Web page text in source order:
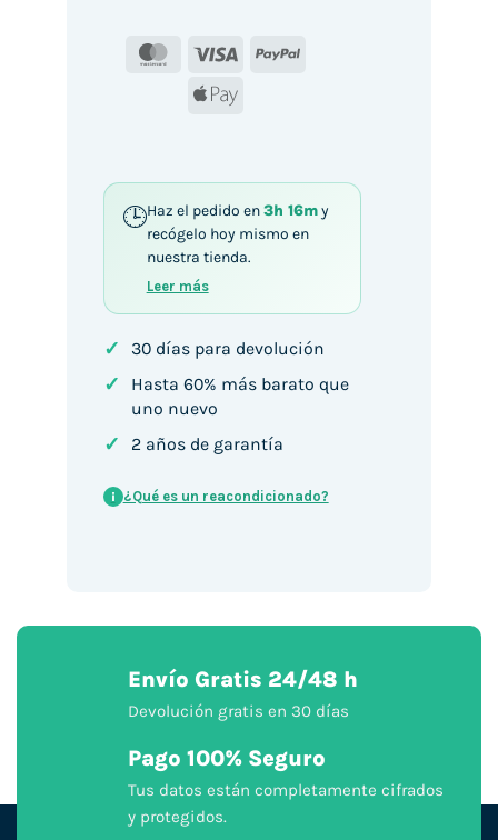
MasterCard
Visa
PayPal
Apple
Haz el pedido en3h 16my
recógelo hoy mismo en
nuestra tienda.
Leer más
✓ 30 días para devolución
✓
Hasta 60% más barato que
uno nuevo
✓ 2 años de garantía
i ¿Qué es un reacondicionado?
Envío Gratis 24/48 h
Devolución gratis en 30 días
Pago 100% Seguro
Tus datos están completamente cifrados
y protegidos.